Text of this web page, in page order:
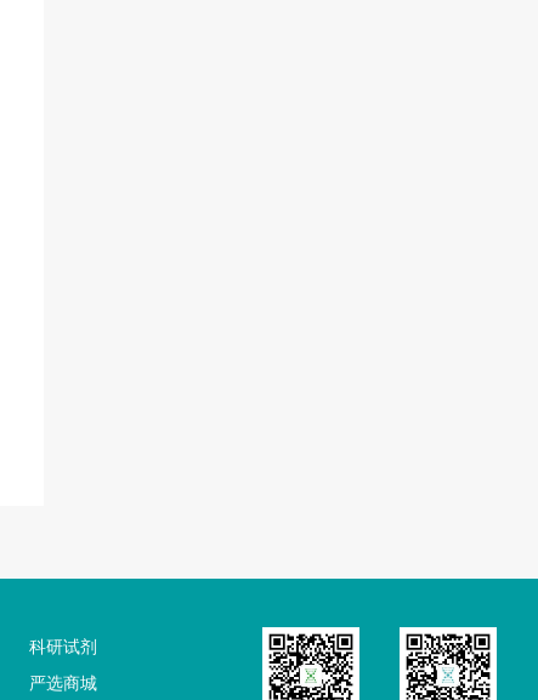
科研试剂
严选商城